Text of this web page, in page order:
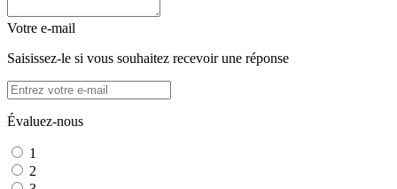
Votre e-mail
Saisissez-le si vous souhaitez recevoir une réponse
Évaluez-nous
1
2